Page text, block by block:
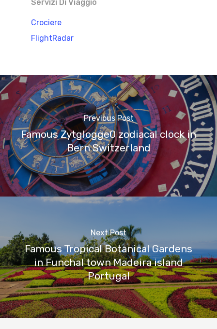
Servizi Di Viaggio
Crociere
FlightRadar
Previous Post
Famous Zytglogge0 zodiacal clock in
Bern Switzerland
Next Post
Famous Tropical Botanical Gardens
in Funchal town Madeira island
Portugal